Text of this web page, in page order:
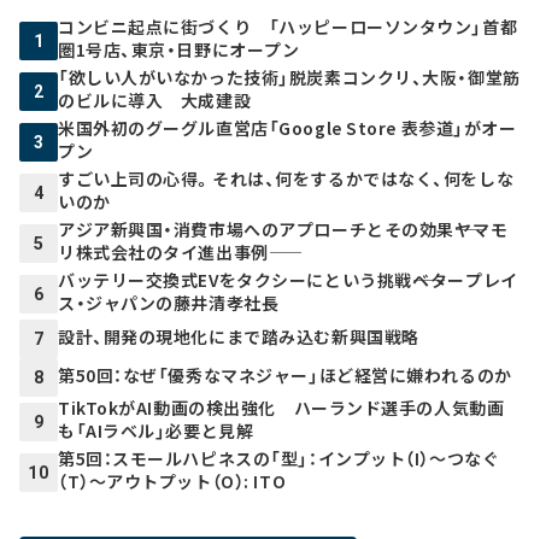
1
コンビニ起点に街づくり 「ハッピーローソンタウン」首都
圏1号店、東京・日野にオープン
2
「欲しい人がいなかった技術」脱炭素コンクリ、大阪・御堂筋
のビルに導入 大成建設
3
米国外初のグーグル直営店「Google Store 表参道」がオー
プン
4
すごい上司の心得。それは、何をするかではなく、何をしな
いのか
5
アジア新興国・消費市場へのアプローチとその効果――ヤマモ
リ株式会社のタイ進出事例――
6
バッテリー交換式EVをタクシーにという挑戦――ベタープレイ
ス・ジャパンの藤井清孝社長
7 設計、開発の現地化にまで踏み込む新興国戦略
8 第50回：なぜ「優秀なマネジャー」ほど経営に嫌われるのか
9
TikTokがAI動画の検出強化 ハーランド選手の人気動画
も「AIラベル」必要と見解
10
第5回：スモールハピネスの「型」：インプット（I）～つなぐ
（T）～アウトプット（O）: ITO